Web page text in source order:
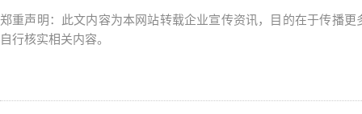
郑重声明：此文内容为本网站转载企业宣传资讯，目的在于传播
自行核实相关内容。